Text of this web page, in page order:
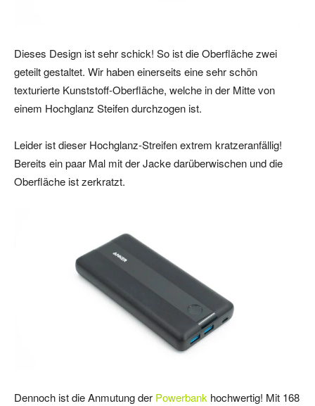
Dieses Design ist sehr schick! So ist die Oberfläche zwei
geteilt gestaltet. Wir haben einerseits eine sehr schön
texturierte Kunststoff-Oberfläche, welche in der Mitte von
einem Hochglanz Steifen durchzogen ist.
Leider ist dieser Hochglanz-Streifen extrem kratzeranfällig!
Bereits ein paar Mal mit der Jacke darüberwischen und die
Oberfläche ist zerkratzt.
Dennoch ist die Anmutung der Powerbank hochwertig! Mit 168